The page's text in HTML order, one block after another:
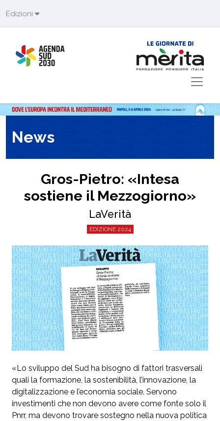
Edizioni
News
Gros-Pietro: «Intesa
sostiene il Mezzogiorno»
LaVerità
EDIZIONE 2024
«Lo sviluppo del Sud ha bisogno di fattori trasversali
quali la formazione, la sostenibilità, l’innovazione, la
digitalizzazione e l’economia sociale. Servono
investimenti che non devono avere come fonte solo il
Pnrr, ma devono trovare sostegno nella nuova politica